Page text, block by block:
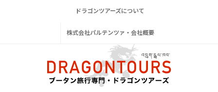
ドラゴンツアーズについて
株式会社パルテンツァ・会社概要